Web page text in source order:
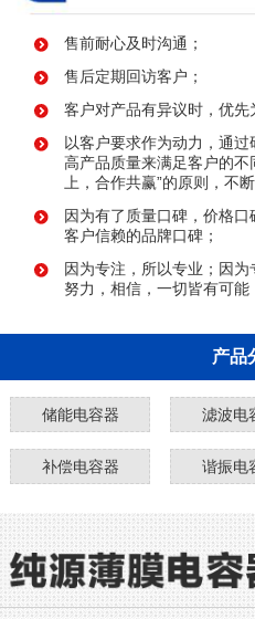
售前耐心及时沟通；
售后定期回访客户；
客户对产品有异议时，优先
以客户要求作为动力，通
高产品质量来满足客户的不
上，合作共赢”的原则，不
因为有了质量口碑，价格
客户信赖的品牌口碑；
因为专注，所以专业；因
努力，相信，一切皆有可能
产品
储能电容器 滤波电
补偿电容器 谐振电